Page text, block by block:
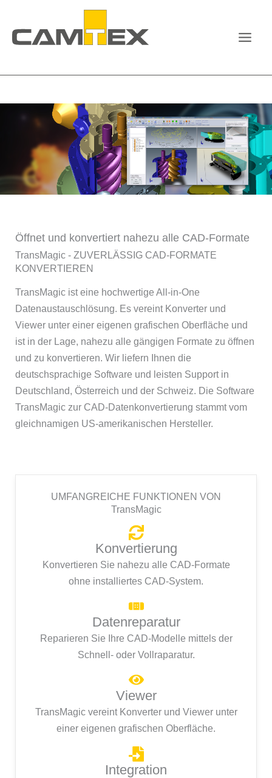
springen
Öffnet und konvertiert nahezu alle CAD-Formate
TransMagic - ZUVERLÄSSIG CAD-FORMATE
KONVERTIEREN
TransMagic ist eine hochwertige All-in-One
Datenaustauschlösung. Es vereint Konverter und
Viewer unter einer eigenen grafischen Oberfläche und
ist in der Lage, nahezu alle gängigen Formate zu öffnen
und zu konvertieren. Wir liefern Ihnen die
deutschsprachige Software und leisten Support in
Deutschland, Österreich und der Schweiz. Die Software
TransMagic zur CAD-Datenkonvertierung stammt vom
gleichnamigen US-amerikanischen Hersteller.
UMFANGREICHE FUNKTIONEN VON
TransMagic
Konvertierung
Konvertieren Sie nahezu alle CAD-Formate
ohne installiertes CAD-System.
Datenreparatur
Reparieren Sie Ihre CAD-Modelle mittels der
Schnell- oder Vollraparatur.
Viewer
TransMagic vereint Konverter und Viewer unter
einer eigenen grafischen Oberfläche.
Integration